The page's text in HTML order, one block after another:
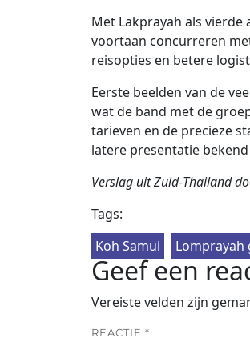
Met Lakprayah als vierde
voortaan concurreren
reisopties en betere
Eerste beelden van de
wat de band met de
tarieven en de precieze
latere presentatie
Verslag uit Zuid‑Thailand
Tags:
Koh Samui
Lomprayah
Geef een
Vereiste velden zijn
REACTIE *